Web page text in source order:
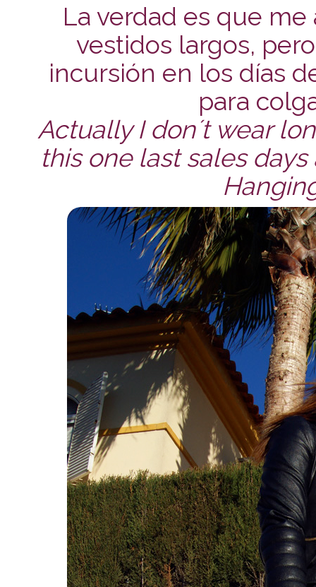
La verdad es que
vestidos largos,
incursión en los días
para
Actually I don´t wear
this one last sales